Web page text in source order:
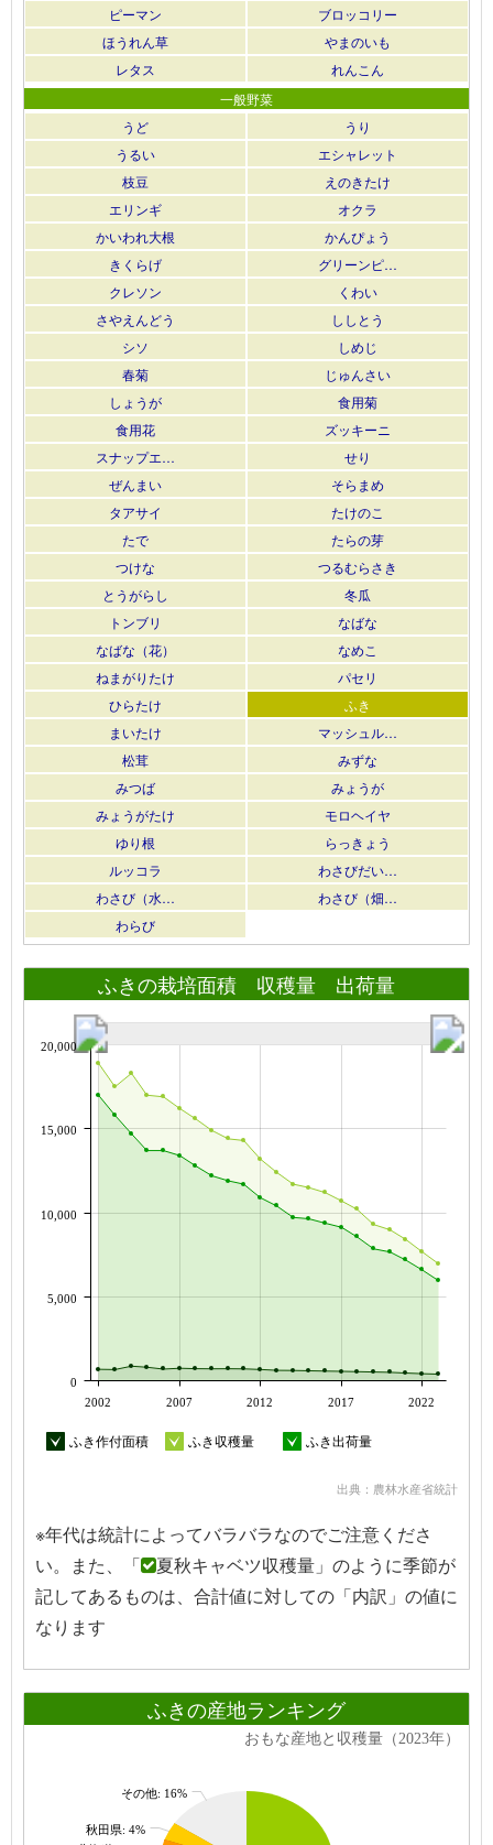
ピーマン
ブロッコリー
ほうれん草
やまのいも
レタス
れんこん
一般野菜
うど
うり
うるい
エシャレット
枝豆
えのきたけ
エリンギ
オクラ
かいわれ大根
かんぴょう
きくらげ
グリーンピ…
クレソン
くわい
さやえんどう
ししとう
シソ
しめじ
春菊
じゅんさい
しょうが
食用菊
食用花
ズッキーニ
スナップエ…
せり
ぜんまい
そらまめ
タアサイ
たけのこ
たで
たらの芽
つけな
つるむらさき
とうがらし
冬瓜
トンブリ
なばな
なばな（花）
なめこ
ねまがりたけ
パセリ
ひらたけ
ふき
まいたけ
マッシュル…
松茸
みずな
みつば
みょうが
みょうがたけ
モロヘイヤ
ゆり根
らっきょう
ルッコラ
わさびだい…
わさび（水…
わさび（畑…
わらび
ふきの栽培面積 収穫量 出荷量
2002 2007 2012 2017 2022
0
5,000
10,000
15,000
20,000
ふき作付面積 ふき収穫量 ふき出荷量
出典：農林水産省統計
※年代は統計によってバラバラなのでご注意くださ
い。また、「
夏秋キャベツ収穫量」のように季節が
記してあるものは、合計値に対しての「内訳」の値に
なります
ふきの産地ランキング
秋田県: 4%
その他: 16%
おもな産地と収穫量（2023年）